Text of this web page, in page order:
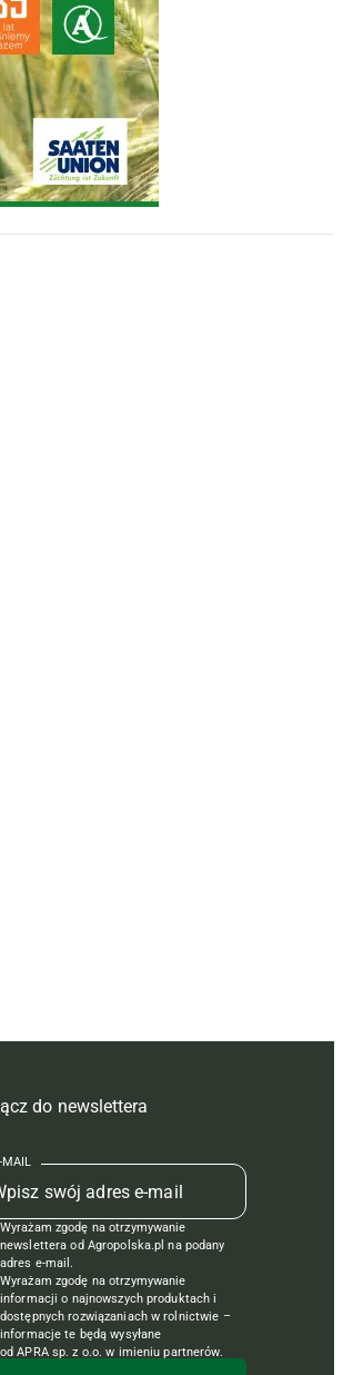
do newslettera
MAIL
Wyrażam zgodę na otrzymywanie
newslettera od Agropolska.pl na podany
adres e-mail.
Wyrażam zgodę na otrzymywanie
informacji o najnowszych produktach i
dostępnych rozwiązaniach w rolnictwie –
informacje te będą wysyłane
od APRA sp. z o.o. w imieniu partnerów.